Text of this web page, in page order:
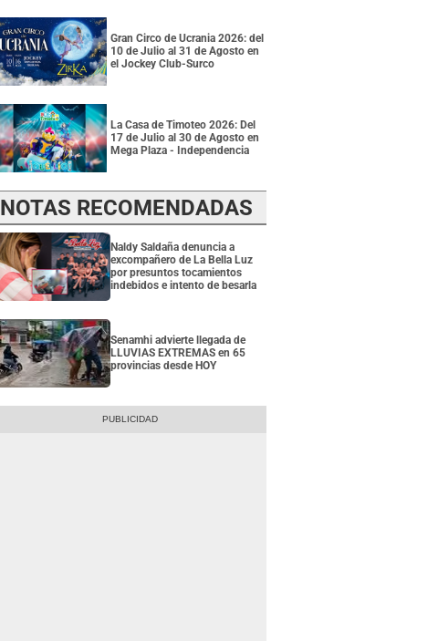
Gran Circo de Ucrania 2026: del
10 de Julio al 31 de Agosto en
el Jockey Club-Surco
La Casa de Timoteo 2026: Del
17 de Julio al 30 de Agosto en
Mega Plaza - Independencia
NOTAS RECOMENDADAS
Naldy Saldaña denuncia a
excompañero de La Bella Luz
por presuntos tocamientos
indebidos e intento de besarla
Senamhi advierte llegada de
LLUVIAS EXTREMAS en 65
provincias desde HOY